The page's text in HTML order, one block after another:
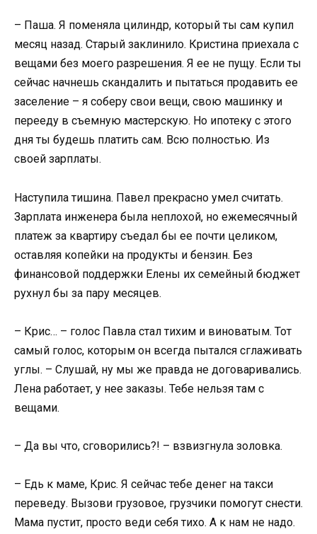
– Паша. Я поменяла цилиндр, который ты сам купил
месяц назад. Старый заклинило. Кристина приехала с
вещами без моего разрешения. Я ее не пущу. Если ты
сейчас начнешь скандалить и пытаться продавить ее
заселение – я соберу свои вещи, свою машинку и
перееду в съемную мастерскую. Но ипотеку с этого
дня ты будешь платить сам. Всю полностью. Из
своей зарплаты.
Наступила тишина. Павел прекрасно умел считать.
Зарплата инженера была неплохой, но ежемесячный
платеж за квартиру съедал бы ее почти целиком,
оставляя копейки на продукты и бензин. Без
финансовой поддержки Елены их семейный бюджет
рухнул бы за пару месяцев.
– Крис… – голос Павла стал тихим и виноватым. Тот
самый голос, которым он всегда пытался сглаживать
углы. – Слушай, ну мы же правда не договаривались.
Лена работает, у нее заказы. Тебе нельзя там с
вещами.
– Да вы что, сговорились?! – взвизгнула золовка.
– Едь к маме, Крис. Я сейчас тебе денег на такси
переведу. Вызови грузовое, грузчики помогут снести.
Мама пустит, просто веди себя тихо. А к нам не надо.